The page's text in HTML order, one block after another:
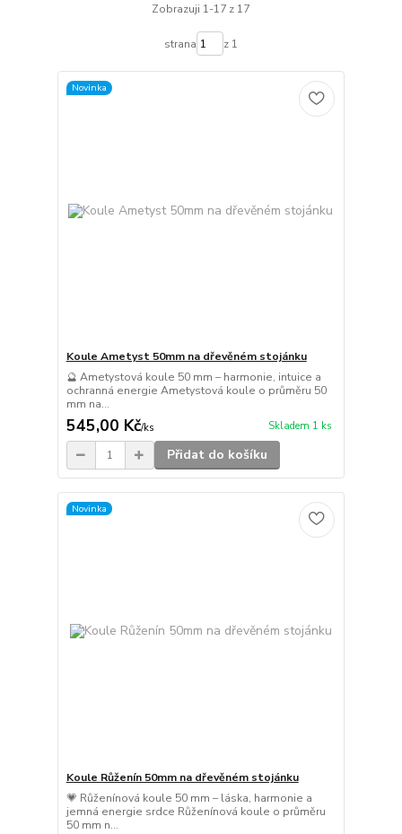
Zobrazuji 1-17 z 17
strana z 1
Novinka
Koule Ametyst 50mm na dřevěném stojánku
🔮 Ametystová koule 50 mm – harmonie, intuice a
ochranná energie Ametystová koule o průměru 50
mm na...
545,00 Kč/ks Skladem 1 ks
Přidat do košíku
Novinka
Koule Růženín 50mm na dřevěném stojánku
💗 Růženínová koule 50 mm – láska, harmonie a
jemná energie srdce Růženínová koule o průměru
50 mm n...